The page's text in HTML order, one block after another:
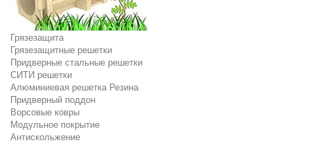
Грязезащита
Грязезащитные решетки
Придверные стальные решетки
СИТИ решетки
Алюминиевая решетка Резина
Придверный поддон
Ворсовые ковры
Модульное покрытие
Антискольжение